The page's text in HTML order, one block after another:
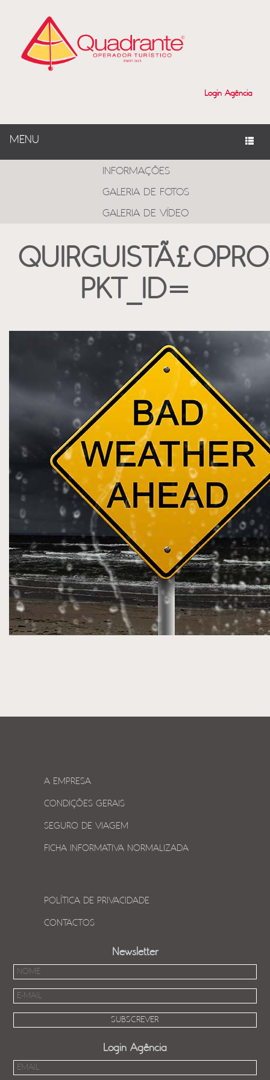
Login Agência
MENU
INFORMAÇÕES
GALERIA DE FOTOS
GALERIA DE VÍDEO
PKT_ID=
A EMPRESA
CONDIÇÕES GERAIS
SEGURO DE VIAGEM
FICHA INFORMATIVA NORMALIZADA
POLÍTICA DE PRIVACIDADE
CONTACTOS
Newsletter
Login Agência